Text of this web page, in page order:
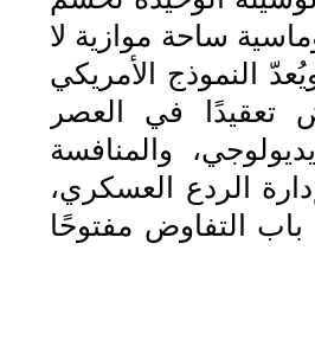
ساحة موازية لا
النموذج الأمريكي
تعقيدًا في العصر
والمنافسة
الردع العسكري،
باب التفاوض مفتوحًا